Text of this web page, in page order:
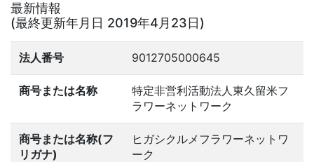
最新情報
(最終更新年月日 2019年4月23日)
法人番号 9012705000645
商号または名称
特定非営利活動法人東久留米フ
ラワーネットワーク
商号または名称(フ
リガナ)
ヒガシクルメフラワーネットワ
ーク